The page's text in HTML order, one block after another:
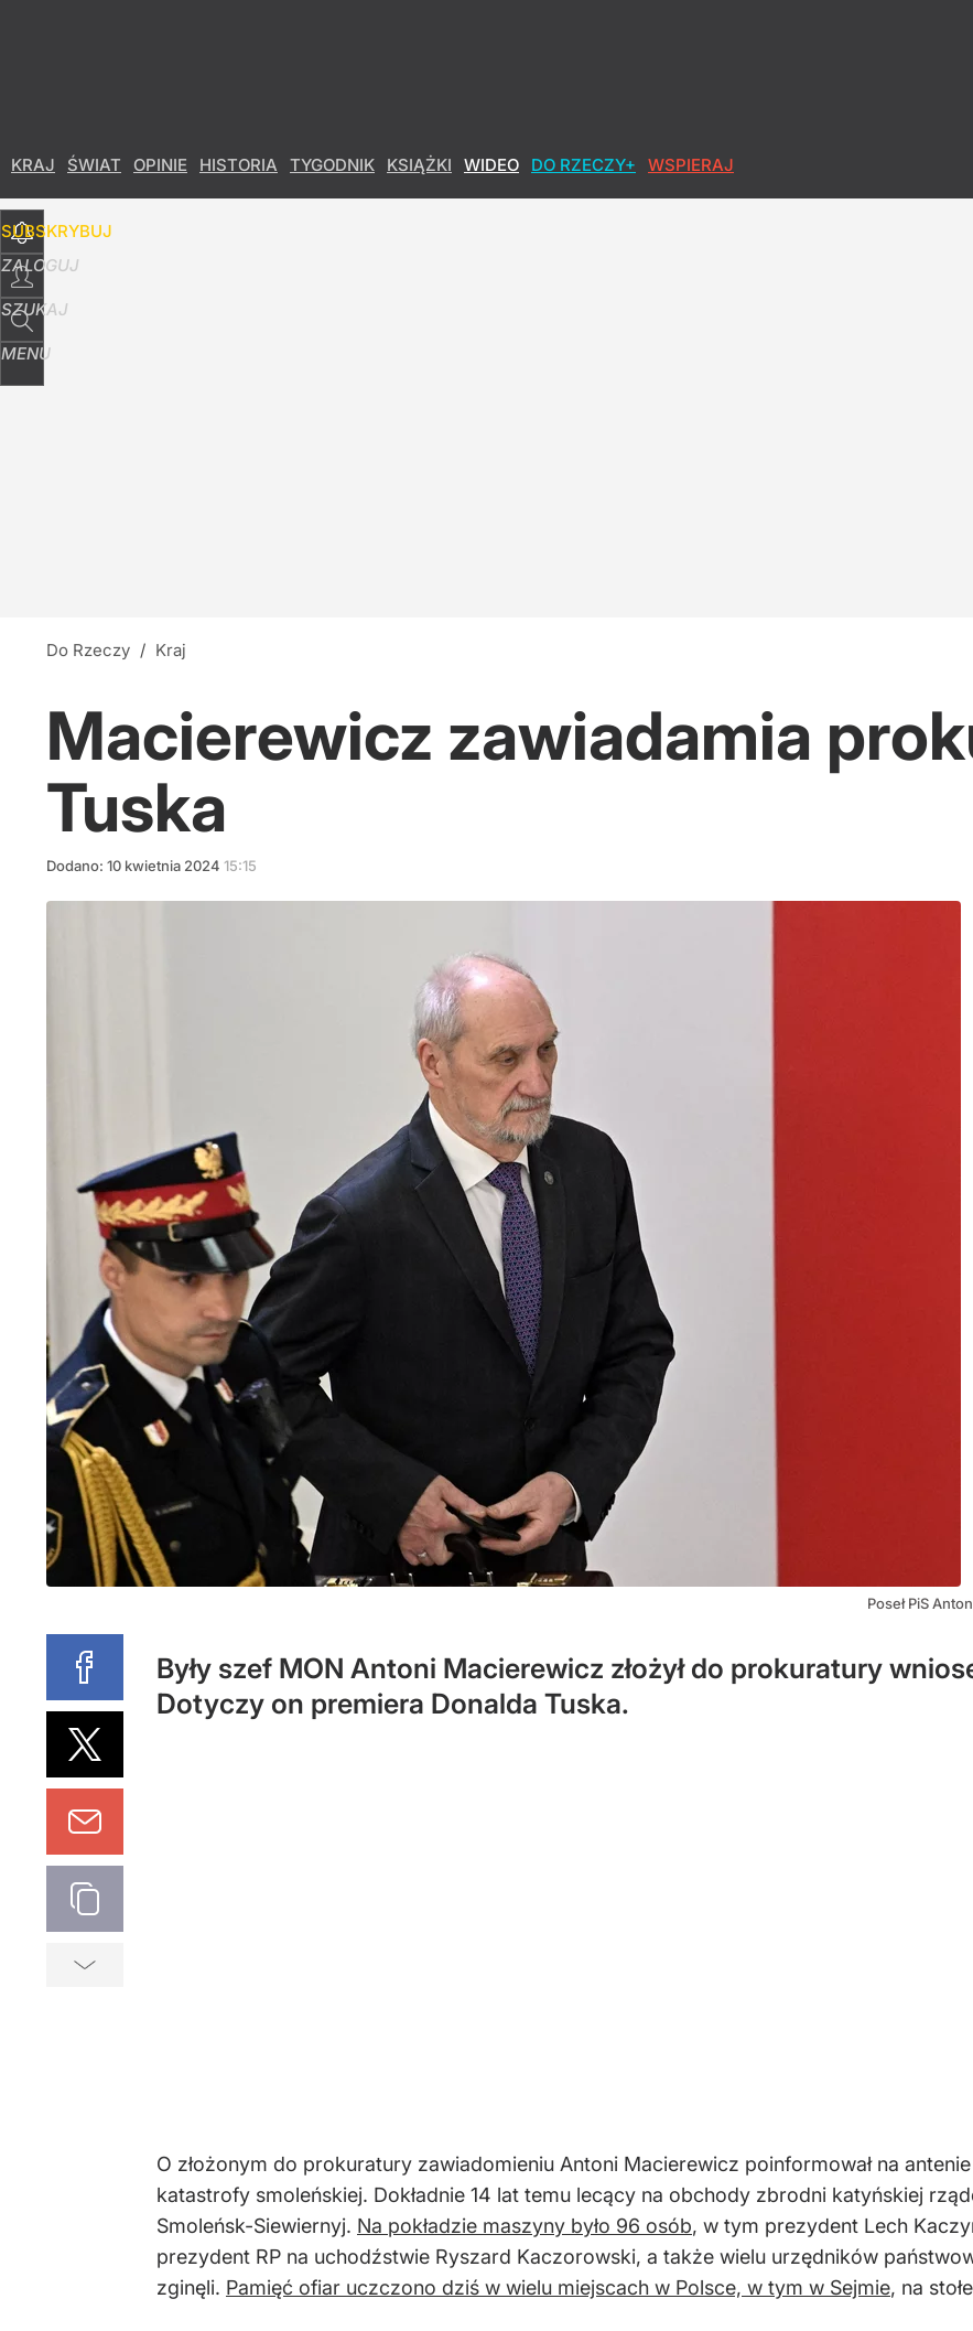
KRAJ ŚWIAT OPINIE HISTORIA TYGODNIK KSIĄŻKI WIDEO DO RZECZY+ WSPIERAJ
SUBSKRYBUJ
ZALOGUJ
SZUKAJ
MENU
Do Rzeczy / Kraj
Macierewicz zawiadamia
Tuska
Dodano: 10 kwietnia 2024 15:15
Poseł PiS
Były szef MON Antoni Macierewicz złożył do prokuratury
Dotyczy on premiera Donalda Tuska.
O złożonym do prokuratury zawiadomieniu Antoni Macierewicz poinformował na
katastrofy smoleńskiej. Dokładnie 14 lat temu lecący na obchody zbrodni katyńskiej
Smoleńsk-Siewiernyj. Na pokładzie maszyny było 96 osób, w tym prezydent Lech
prezydent RP na uchodźstwie Ryszard Kaczorowski, a także wielu urzędników
zginęli. Pamięć ofiar uczczono dziś w wielu miejscach w Polsce, w tym w Sejmie, na